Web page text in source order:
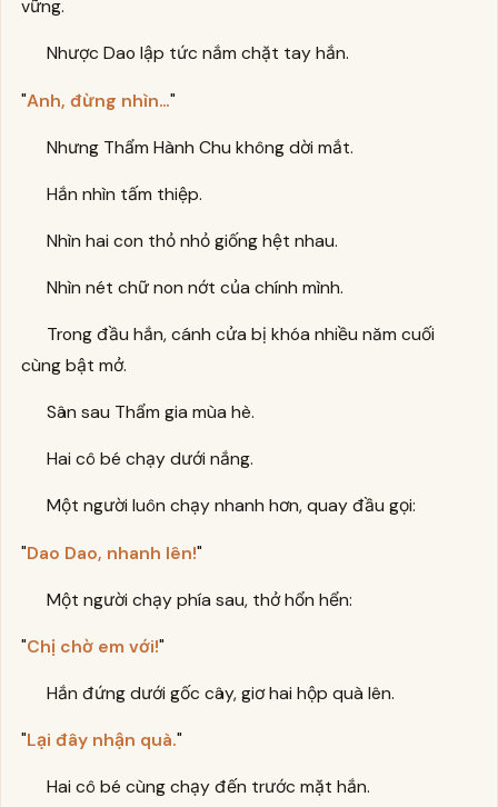
vững.
Nhược Dao lập tức nắm chặt tay hắn.
"Anh, đừng nhìn…"
Nhưng Thẩm Hành Chu không dời mắt.
Hắn nhìn tấm thiệp.
Nhìn hai con thỏ nhỏ giống hệt nhau.
Nhìn nét chữ non nớt của chính mình.
Trong đầu hắn, cánh cửa bị khóa nhiều năm cuối
cùng bật mở.
Sân sau Thẩm gia mùa hè.
Hai cô bé chạy dưới nắng.
Một người luôn chạy nhanh hơn, quay đầu gọi:
"Dao Dao, nhanh lên!"
Một người chạy phía sau, thở hổn hển:
"Chị chờ em với!"
Hắn đứng dưới gốc cây, giơ hai hộp quà lên.
"Lại đây nhận quà."
Hai cô bé cùng chạy đến trước mặt hắn.